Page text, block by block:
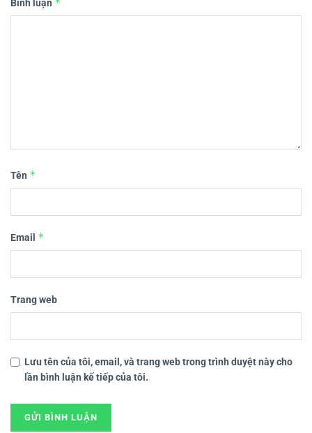
Bình luận
Tên *
Email *
Trang web
Lưu tên của tôi, email, và trang web trong trình duyệt này cho
lần bình luận kế tiếp của tôi.